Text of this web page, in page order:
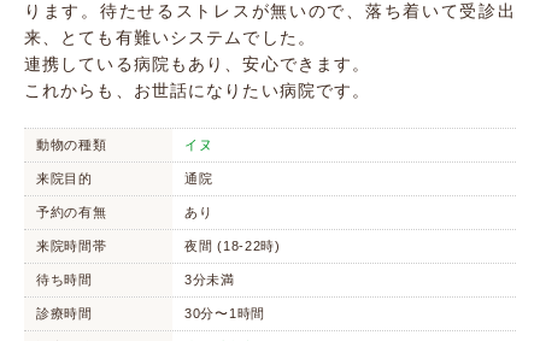
ります。待たせるストレスが無いので、落ち着いて受診出
来、とても有難いシステムでした。
連携している病院もあり、安心できます。
これからも、お世話になりたい病院です。
動物の種類 イヌ
来院目的 通院
予約の有無 あり
来院時間帯 夜間 (18-22時)
待ち時間 3分未満
診療時間 30分〜1時間